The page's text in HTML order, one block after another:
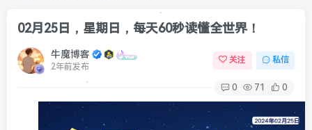
02月25日，星期日，每天60秒读懂全世界！
牛魔博客
2年前发布
关注 私信
0 71 0